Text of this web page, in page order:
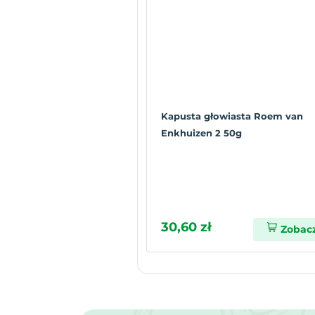
Kapusta głowiasta Roem van
Enkhuizen 2 50g
30,60 zł